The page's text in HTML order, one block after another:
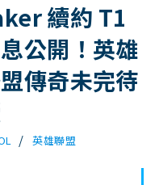
續約 T1
公開！英雄
傳奇未完待
/ 英雄聯盟